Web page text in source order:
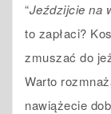
“Jeździjcie na
to zapłaci?
zmuszać do
Warto
nawiążecie